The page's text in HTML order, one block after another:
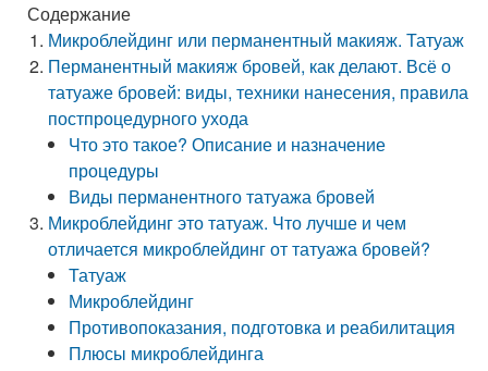
Содержание
Микроблейдинг или перманентный макияж. Татуаж
Перманентный макияж бровей, как делают. Всё о
татуаже бровей: виды, техники нанесения, правила
постпроцедурного ухода
Что это такое? Описание и назначение
процедуры
Виды перманентного татуажа бровей
Микроблейдинг это татуаж. Что лучше и чем
отличается микроблейдинг от татуажа бровей?
Татуаж
Микроблейдинг
Противопоказания, подготовка и реабилитация
Плюсы микроблейдинга